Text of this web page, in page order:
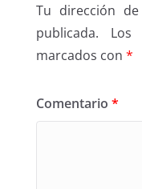
Tu dirección
publicada.
Los
marcados con *
Comentario *